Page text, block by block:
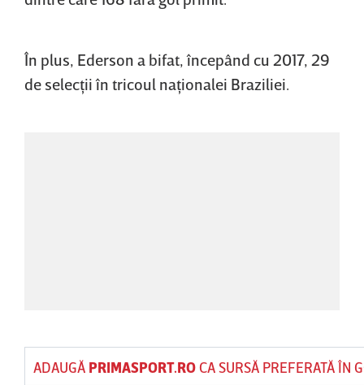
În plus, Ederson a bifat, începând cu 2017, 29
de selecţii în tricoul naţionalei Braziliei.
ADAUGĂ PRIMASPORT.ROCA SURSĂ PREFERATĂ ÎN